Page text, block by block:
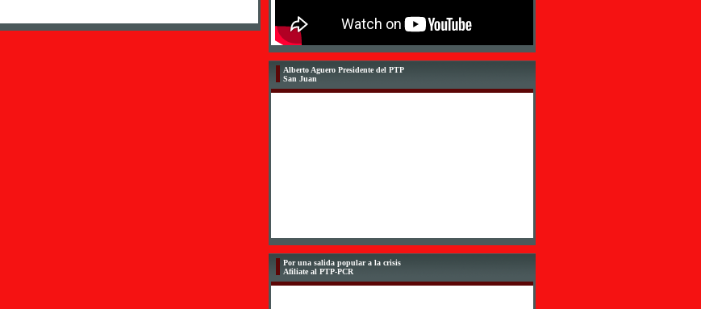
Alberto Aguero Presidente del PTP
San Juan
Por una salida popular a la crisis
Afiliate al PTP-PCR